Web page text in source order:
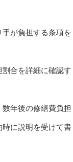
が負担する条項を
合を詳細に確認す
年後の修繕費負担
に説明を受けて書